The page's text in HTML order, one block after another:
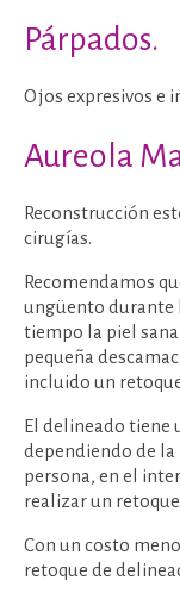
Párpados.
Ojos expresivos e
Aureola
Reconstrucción
cirugías.
Recomendamos
ungüento durante
tiempo la piel
pequeña
incluido un
El delineado tiene
dependiendo de
persona, en el
realizar un
Con un costo
retoque de